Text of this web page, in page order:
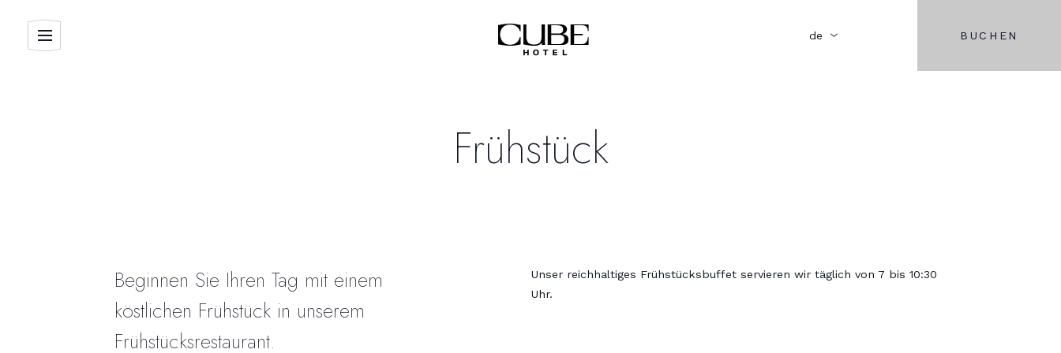
de BUCHEN
Frühstück
Beginnen Sie Ihren Tag mit einem
köstlichen Frühstück in unserem
Frühstücksrestaurant.
Unser reichhaltiges Frühstücksbuffet servieren wir täglich von 7 bis 10:30
Uhr.